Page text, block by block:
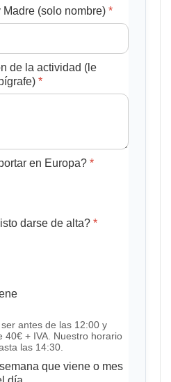
(solo nombre) *
de la actividad (le
*
en Europa? *
darse de alta? *
antes de las 12:00 y
40€ + IVA. Nuestro horario
las 14:30.
que viene o mes